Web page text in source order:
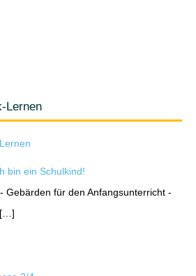
Lernen
bin ein Schulkind!
Gebärden für den Anfangsunterricht -
[…]